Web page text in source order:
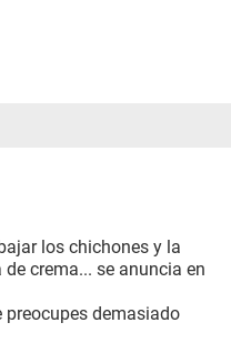
los chichones y la
crema... se anuncia en
preocupes demasiado